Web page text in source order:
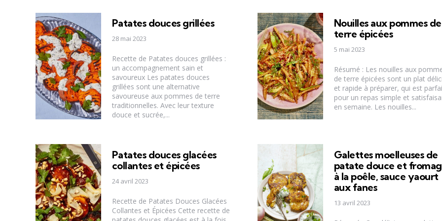
Patates douces grillées
28 mai 2023
Recette de Patates douces grillées :
un accompagnement sain et
savoureux Les patates douces
grillées sont une alternative
savoureuse aux pommes de terre
traditionnelles. Avec leur texture
douce et sucrée,...
Nouilles aux pommes de
terre épicées
5 mai 2023
Résumé : Les nouilles aux
de terre épicées sont un plat
et rapide à préparer, qui est
pour un repas simple et
en semaine. Les nouilles...
Patates douces glacées
collantes et épicées
24 avril 2023
Recette de Patates Douces Glacées
Collantes et Épicées Cette recette de
Galettes moelleuses de
patate douce et
à la poêle, sauce yaourt
aux fanes
13 avril 2023